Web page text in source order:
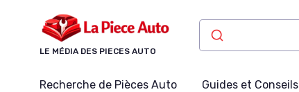
LE MÉDIA DES PIECES AUTO
Recherche de Pièces Auto Guides et Conseils